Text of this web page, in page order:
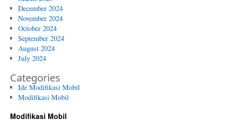
December 2024
November 2024
October 2024
September 2024
August 2024
July 2024
Categories
Ide Modifikasi Mobil
Modifikasi Mobil
Modifikasi Mobil